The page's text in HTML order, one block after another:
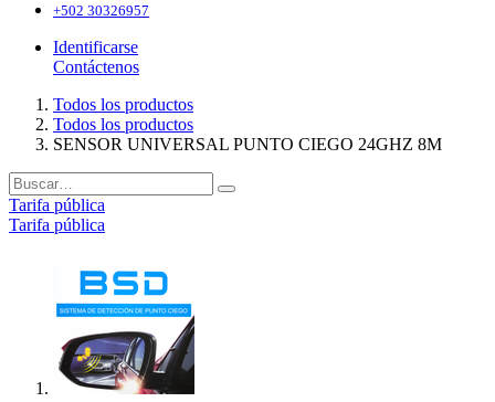
+502 30326957
Identificarse
Contáctenos
Todos los productos
Todos los productos
SENSOR UNIVERSAL PUNTO CIEGO 24GHZ 8M
Tarifa pública
Tarifa pública